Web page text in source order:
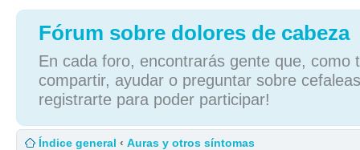
Fórum sobre dolores de cabeza
En cada foro, encontrarás gente que, como
compartir, ayudar o preguntar sobre
registrarte para poder participar!
Índice general ‹ Auras y otros síntomas